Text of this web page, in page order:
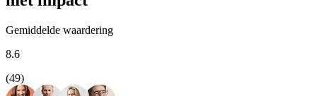
Gemiddelde waardering
8.6
(49)